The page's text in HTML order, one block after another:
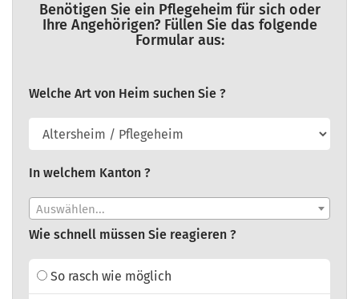
Benötigen Sie ein Pflegeheim für sich oder
Ihre Angehörigen? Füllen Sie das folgende
Formular aus:
Welche Art von Heim suchen Sie ?
In welchem Kanton ?
Auswählen...
Wie schnell müssen Sie reagieren ?
So rasch wie möglich